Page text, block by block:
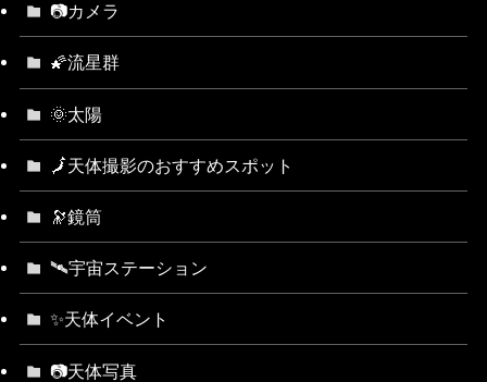
📷カメラ
🌠流星群
🌞太陽
🗾天体撮影のおすすめスポット
🔭鏡筒
🛰宇宙ステーション
✨天体イベント
📷天体写真